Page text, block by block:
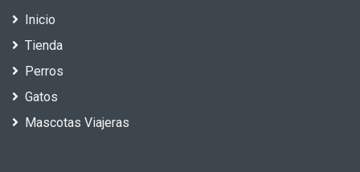
Inicio
Tienda
Perros
Gatos
Mascotas Viajeras